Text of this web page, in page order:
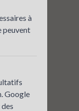
à
peuvent
Google